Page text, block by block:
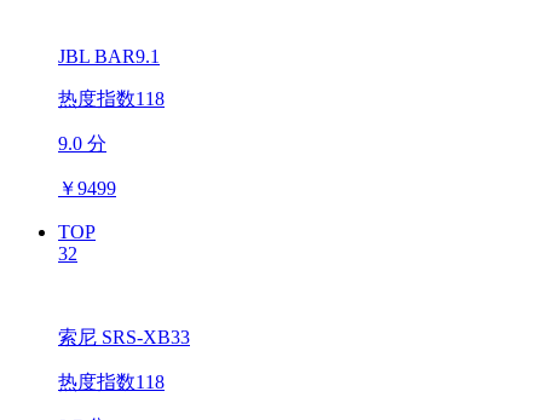
JBL BAR9.1
热度指数118
9.0 分
￥9499
TOP
32
索尼 SRS-XB33
热度指数118